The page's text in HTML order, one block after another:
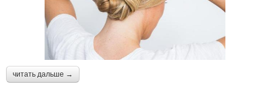
читать дальше →